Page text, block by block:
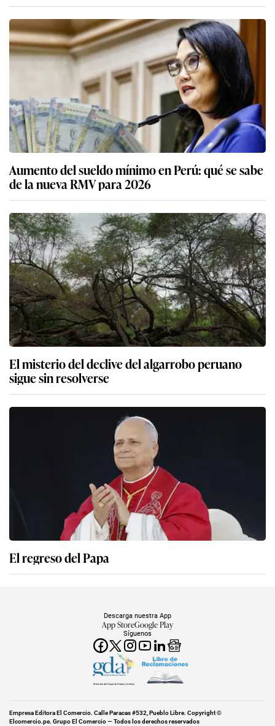
Aumento del sueldo mínimo en Perú: qué se sabe
de la nueva RMV para 2026
El misterio del declive del algarrobo peruano
sigue sin resolverse
El regreso del Papa
Síguenos
Descarga nuestra App
App StoreGoogle Play
Miembro del Grupo de Diarios América
Empresa Editora El Comercio. Calle Paracas #532, Pueblo Libre. Copyright ©
Elcomercio.pe. Grupo El Comercio — Todos los derechos reservados